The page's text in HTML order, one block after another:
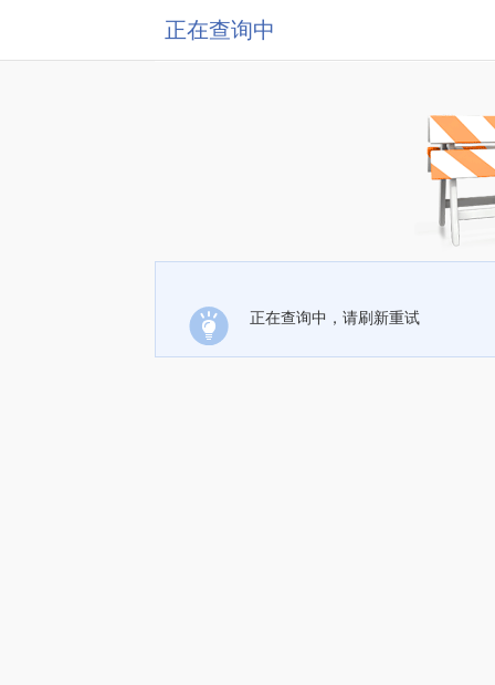
正在查询中
正在查询中，请刷新重试